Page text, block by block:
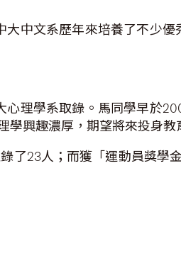
中文系歷年來培養了不少
理學系取錄。馬同學早於
興趣濃厚，期望將來投身教
23人；而獲「運動員獎學